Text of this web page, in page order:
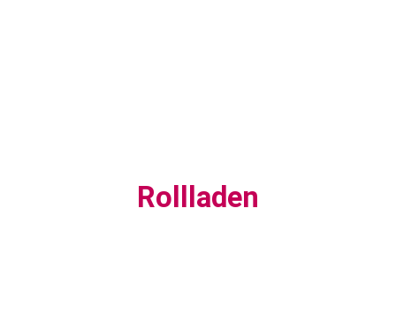
Rollladen